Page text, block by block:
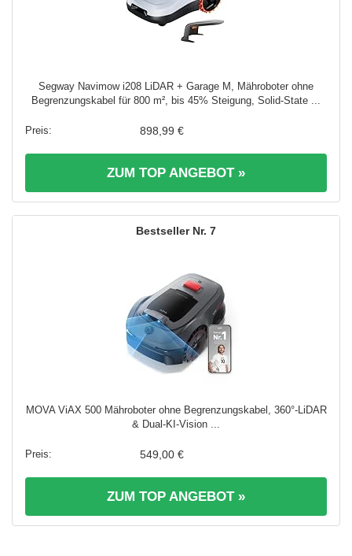
Segway Navimow i208 LiDAR + Garage M, Mähroboter ohne
Begrenzungskabel für 800 m², bis 45% Steigung, Solid-State ...
898,99 €
ZUM TOP ANGEBOT »
7
MOVA ViAX 500 Mähroboter ohne Begrenzungskabel, 360°-LiDAR
& Dual-KI-Vision ...
549,00 €
ZUM TOP ANGEBOT »